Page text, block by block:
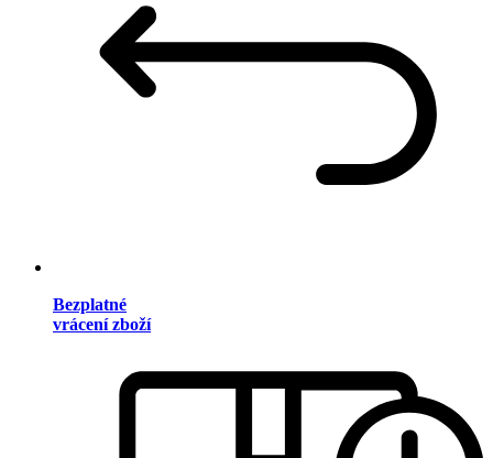
Bezplatné
vrácení zboží